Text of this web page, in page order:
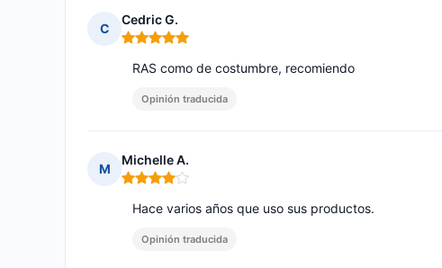
C
Cedric G.
Nota: 5 de 5
RAS como de costumbre, recomiendo
Opinión traducida
M
Michelle A.
Nota: 4 de 5
Hace varios años que uso sus productos.
Opinión traducida